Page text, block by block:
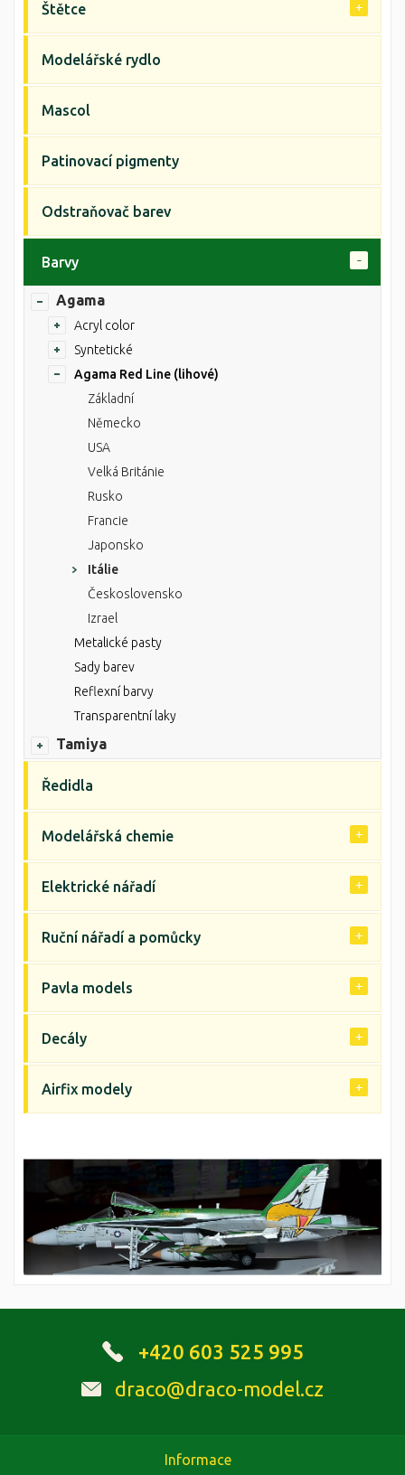
Štětce
Modelářské rydlo
Mascol
Patinovací pigmenty
Odstraňovač barev
Barvy
Agama
Acryl color
Syntetické
Agama Red Line (lihové)
Základní
Německo
USA
Velká Británie
Rusko
Francie
Japonsko
Itálie
Československo
Izrael
Metalické pasty
Sady barev
Reflexní barvy
Transparentní laky
Tamiya
Ředidla
Modelářská chemie
Elektrické nářadí
Ruční nářadí a pomůcky
Pavla models
Decály
Airfix modely
+420 603 525 995
draco@draco-model.cz
Informace